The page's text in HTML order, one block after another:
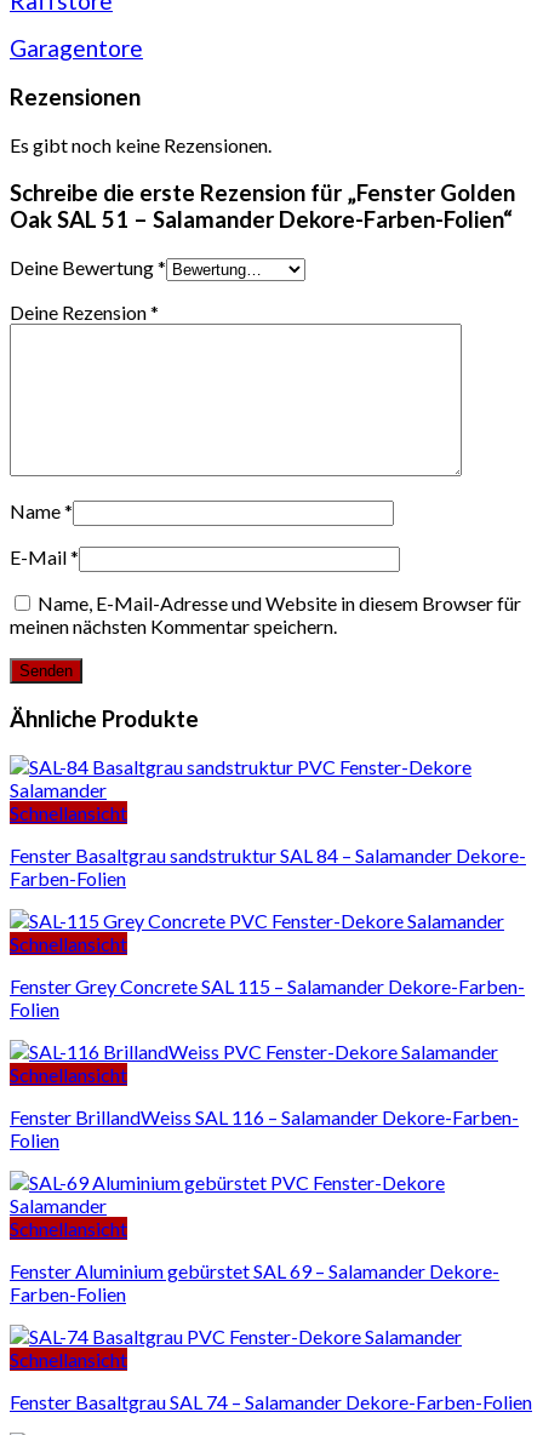
Garagentore
Rezensionen
Es gibt noch keine Rezensionen.
Schreibe die erste Rezension für „Fenster Golden
Oak SAL 51 – Salamander Dekore-Farben-Folien“
Deine Bewertung*
Deine Rezension*
Name*
E-Mail*
Name, E-Mail-Adresse und Website in diesem Browser für
meinen nächsten Kommentar speichern.
Ähnliche Produkte
Schnellansicht
Fenster Basaltgrau sandstruktur SAL 84 – Salamander Dekore-
Farben-Folien
Schnellansicht
Fenster Grey Concrete SAL 115 – Salamander Dekore-Farben-
Folien
Schnellansicht
Fenster BrillandWeiss SAL 116 – Salamander Dekore-Farben-
Folien
Schnellansicht
Fenster Aluminium gebürstet SAL 69 – Salamander Dekore-
Farben-Folien
Schnellansicht
Fenster Basaltgrau SAL 74 – Salamander Dekore-Farben-Folien